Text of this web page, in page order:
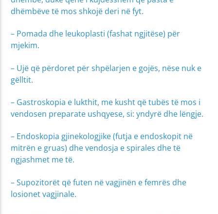
dhëmbëve të mos shkojë deri në fyt.
– Pomada dhe leukoplasti (fashat ngjitëse) për
mjekim.
– Ujë që përdoret për shpëlarjen e gojës, nëse nuk e
gëlltit.
– Gastroskopia e lukthit, me kusht që tubës të mos i
vendosen preparate ushqyese, si: yndyrë dhe lëngje.
– Endoskopia gjinekologjike (futja e endoskopit në
mitrën e gruas) dhe vendosja e spirales dhe të
ngjashmet me të.
– Supozitorët që futen në vagjinën e femrës dhe
losionet vagjinale.